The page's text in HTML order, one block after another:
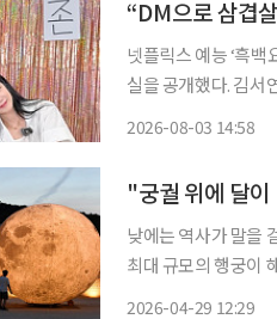
넷플릭스 예능 ‘흑
실을 공개했다. 김서연과 김도윤은 지난달 30일 스튜디오슬램 공식 유튜브 채널에 공개된 웹
2026-08-03 14:58
낮에는 역사가 말을
최대 규모의 행궁이
2026-04-29 12:29